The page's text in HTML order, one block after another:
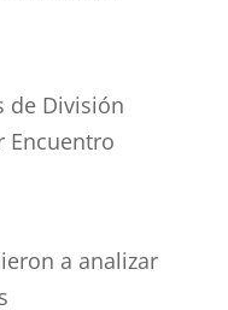
de División
Encuentro
a analizar